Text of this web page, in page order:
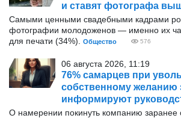
и ставят фотографа
Самыми ценными свадебными кадрами
фотографии молодоженов — именно их
для печати (34%).
Общество 576
06 августа 2026, 11:19
76% самарцев при
собственному желанию
информируют
О намерении покинуть компанию